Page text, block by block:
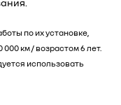
по их установке,
км / возрастом 6 лет.
использовать